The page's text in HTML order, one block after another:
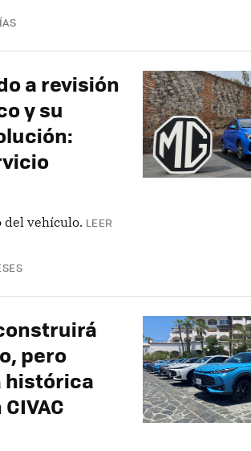
a revisión
y su
del vehículo. LEER
pero
histórica